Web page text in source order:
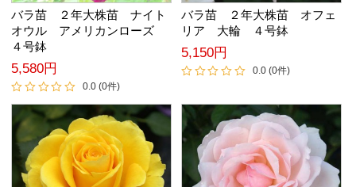
バラ苗 ２年大株苗 ナイト
オウル アメリカンローズ
４号鉢
5,580円
0.0 (0件)
バラ苗 ２年大株苗 オフェ
リア 大輪 ４号鉢
5,150円
0.0 (0件)